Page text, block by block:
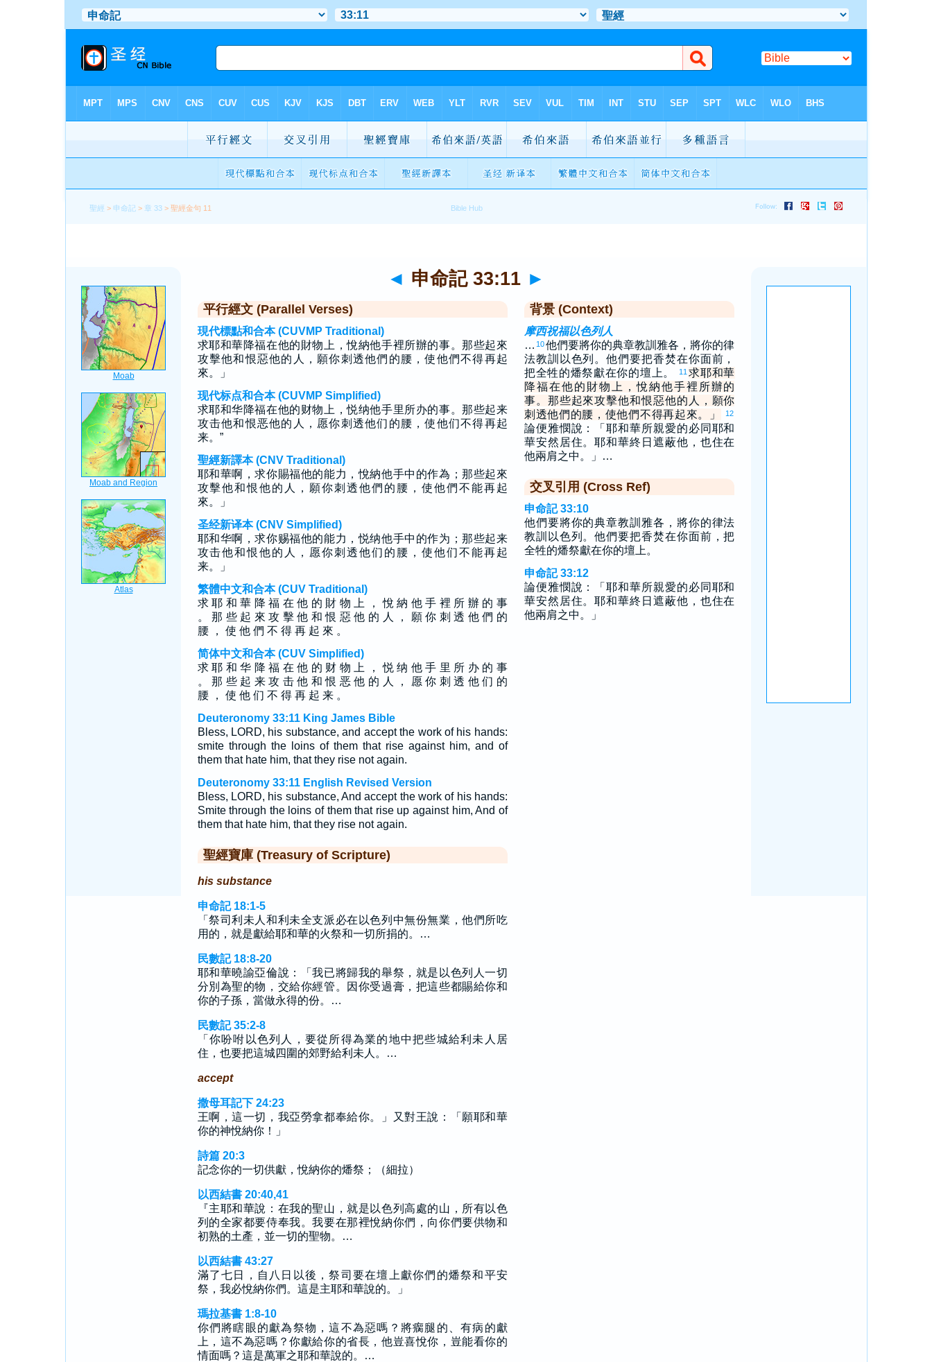
聖經 > 申命記 > 章 33 > 聖經金句 11
◄ 申命記 33:11 ►
平行經文 (Parallel Verses)
現代標點和合本 (CUVMP Traditional)
求耶和華降福在他的財物上，悅納他手裡所辦的事。那些起來
攻擊他和恨惡他的人，願你刺透他們的腰，使他們不得再起
來。」
现代标点和合本 (CUVMP Simplified)
求耶和华降福在他的财物上，悦纳他手里所办的事。那些起来
攻击他和恨恶他的人，愿你刺透他们的腰，使他们不得再起
来。”
聖經新譯本 (CNV Traditional)
耶和華啊，求你賜福他的能力，悅納他手中的作為；那些起來
攻擊他和恨他的人，願你刺透他們的腰，使他們不能再起
來。」
圣经新译本 (CNV Simplified)
耶和华啊，求你赐福他的能力，悦纳他手中的作为；那些起来
攻击他和恨他的人，愿你刺透他们的腰，使他们不能再起
来。」
繁體中文和合本 (CUV Traditional)
求 耶 和 華 降 福 在 他 的 財 物 上 ， 悅 納 他 手 裡 所 辦 的 事
。 那 些 起 來 攻 擊 他 和 恨 惡 他 的 人 ， 願 你 刺 透 他 們 的
腰 ， 使 他 們 不 得 再 起 來 。
简体中文和合本 (CUV Simplified)
求 耶 和 华 降 福 在 他 的 财 物 上 ， 悦 纳 他 手 里 所 办 的 事
。 那 些 起 来 攻 击 他 和 恨 恶 他 的 人 ， 愿 你 刺 透 他 们 的
腰 ， 使 他 们 不 得 再 起 来 。
Deuteronomy 33:11 King James Bible
Bless, LORD, his substance, and accept the work of his hands:
smite through the loins of them that rise against him, and of
them that hate him, that they rise not again.
Deuteronomy 33:11 English Revised Version
Bless, LORD, his substance, And accept the work of his hands:
Smite through the loins of them that rise up against him, And of
them that hate him, that they rise not again.
聖經寶庫 (Treasury of Scripture)
his substance
申命記 18:1-5
「祭司利未人和利未全支派必在以色列中無份無業，他們所吃
用的，就是獻給耶和華的火祭和一切所捐的。…
民數記 18:8-20
耶和華曉諭亞倫說：「我已將歸我的舉祭，就是以色列人一切
分別為聖的物，交給你經管。因你受過膏，把這些都賜給你和
你的子孫，當做永得的份。…
民數記 35:2-8
「你吩咐以色列人，要從所得為業的地中把些城給利未人居
住，也要把這城四圍的郊野給利未人。…
accept
撒母耳記下 24:23
王啊，這一切，我亞勞拿都奉給你。」又對王說：「願耶和華
你的神悅納你！」
詩篇 20:3
記念你的一切供獻，悅納你的燔祭；（細拉）
以西結書 20:40,41
『主耶和華說：在我的聖山，就是以色列高處的山，所有以色
列的全家都要侍奉我。我要在那裡悅納你們，向你們要供物和
初熟的土產，並一切的聖物。…
以西結書 43:27
滿了七日，自八日以後，祭司要在壇上獻你們的燔祭和平安
祭，我必悅納你們。這是主耶和華說的。」
瑪拉基書 1:8-10
你們將瞎眼的獻為祭物，這不為惡嗎？將瘸腿的、有病的獻
上，這不為惡嗎？你獻給你的省長，他豈喜悅你，豈能看你的
情面嗎？這是萬軍之耶和華說的。…
背景 (Context)
摩西祝福以色列人
… 10他們要將你的典章教訓雅各，將你的律
法教訓以色列。他們要把香焚在你面前，
把全牲的燔祭獻在你的壇上。
11 求耶和華
降福在他的財物上，悅納他手裡所辦的
事。那些起來攻擊他和恨惡他的人，願你
刺透他們的腰，使他們不得再起來。」
12
論便雅憫說：「耶和華所親愛的必同耶和
華安然居住。耶和華終日遮蔽他，也住在
他兩肩之中。」…
交叉引用 (Cross Ref)
申命記 33:10
他們要將你的典章教訓雅各，將你的律法
教訓以色列。他們要把香焚在你面前，把
全牲的燔祭獻在你的壇上。
申命記 33:12
論便雅憫說：「耶和華所親愛的必同耶和
華安然居住。耶和華終日遮蔽他，也住在
他兩肩之中。」